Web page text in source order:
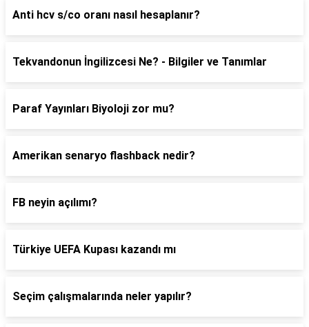
Anti hcv s/co oranı nasıl hesaplanır?
Tekvandonun İngilizcesi Ne? - Bilgiler ve Tanımlar
Paraf Yayınları Biyoloji zor mu?
Amerikan senaryo flashback nedir?
FB neyin açılımı?
Türkiye UEFA Kupası kazandı mı
Seçim çalışmalarında neler yapılır?